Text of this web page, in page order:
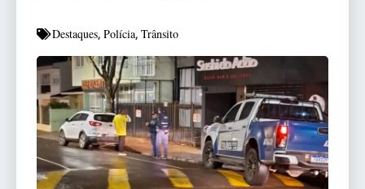
Destaques, Polícia, Trânsito